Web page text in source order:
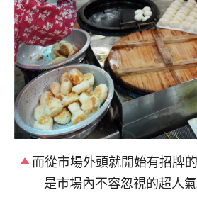
而從市場外頭就開始有招牌
是市場內不容忽視的超人